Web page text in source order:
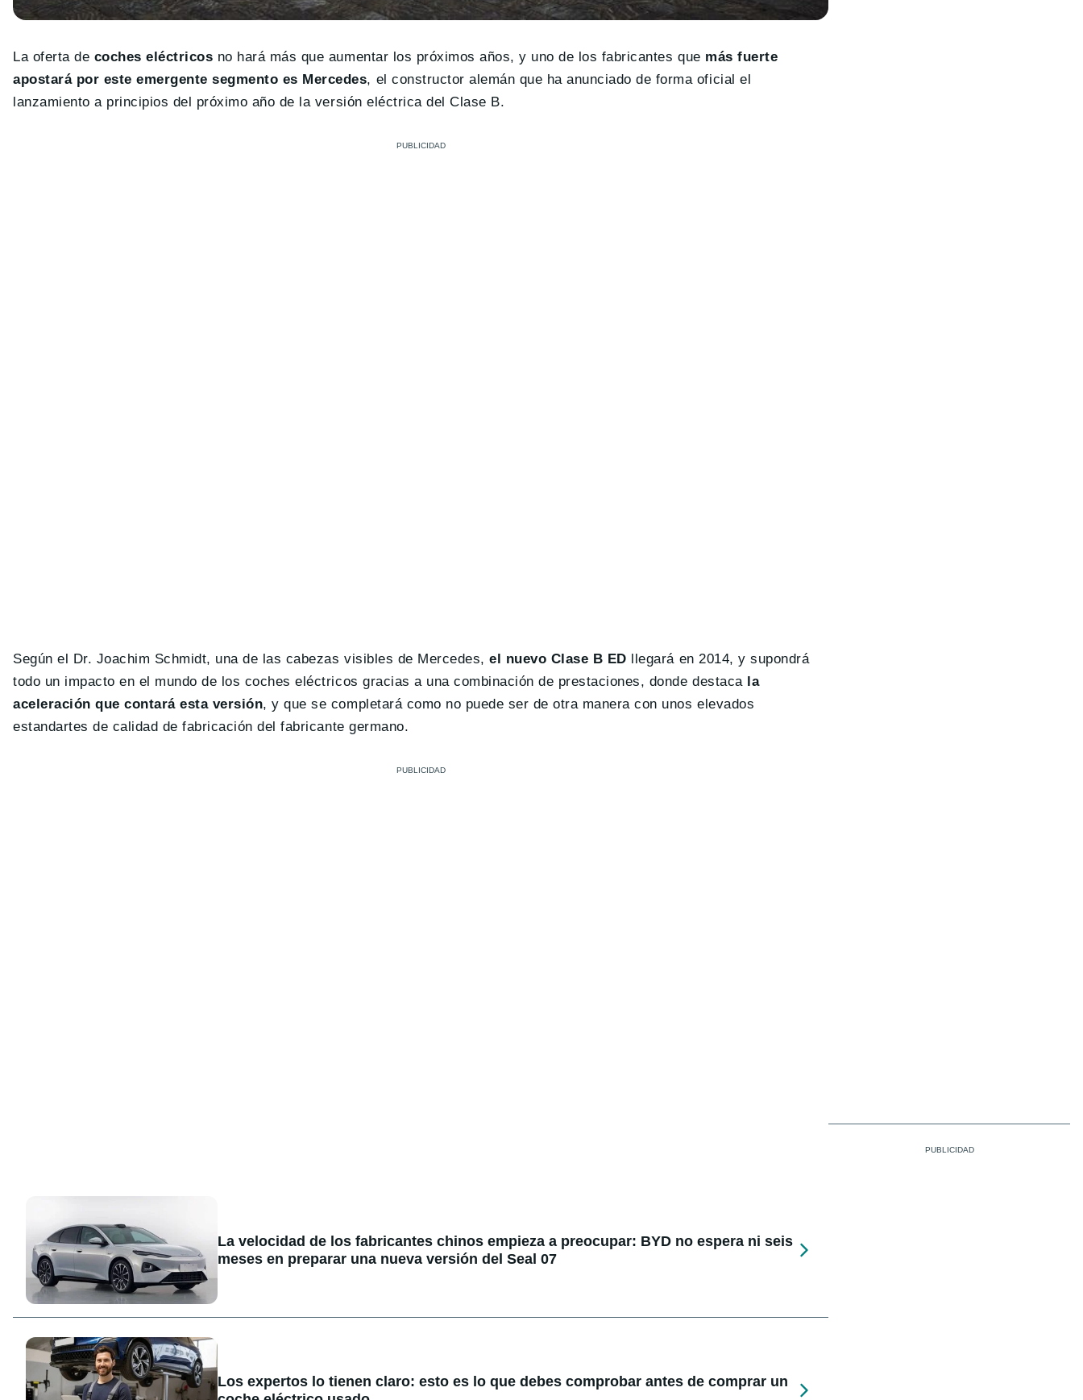
La oferta de coches eléctricos no hará más que aumentar los próximos años, y uno de los fabricantes que más fuerte
apostará por este emergente segmento es Mercedes, el constructor alemán que ha anunciado de forma oficial el
lanzamiento a principios del próximo año de la versión eléctrica del Clase B.
Según el Dr. Joachim Schmidt, una de las cabezas visibles de Mercedes,el nuevo Clase B ED llegará en 2014, y supondrá
todo un impacto en el mundo de los coches eléctricos gracias a una combinación de prestaciones, donde destaca la
aceleración que contará esta versión, y que se completará como no puede ser de otra manera con unos elevados
estandartes de calidad de fabricación del fabricante germano.
La velocidad de los fabricantes chinos empieza a preocupar: BYD no espera ni seis
meses en preparar una nueva versión del Seal 07
Los expertos lo tienen claro: esto es lo que debes comprobar antes de comprar un